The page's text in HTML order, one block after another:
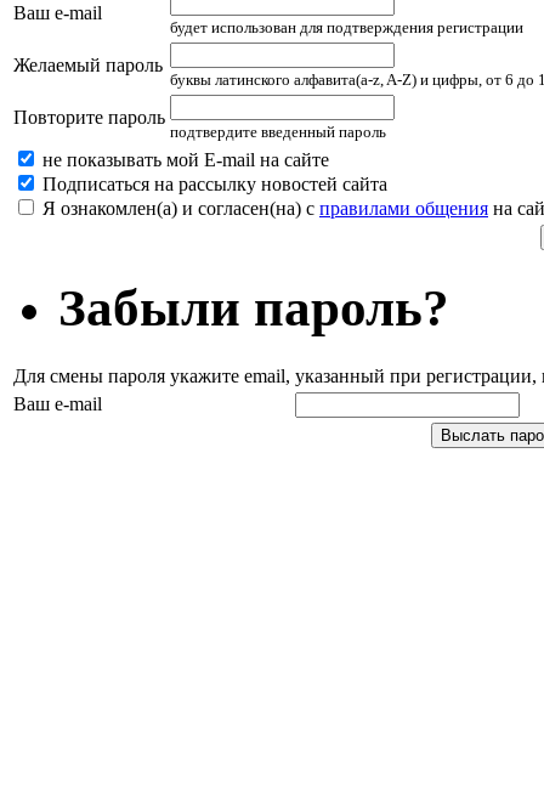
Ваш e-mail
будет использован для подтверждения регистрации
Желаемый пароль
буквы латинского алфавита(a-z, A-Z) и цифры, от 6 до
Повторите пароль
подтвердите введенный пароль
не показывать мой E-mail на сайте
Подписаться на рассылку новостей сайта
Я ознакомлен(а) и согласен(на) с правилами общения на
Забыли пароль?
Для смены пароля укажите email, указанный при
Ваш e-mail